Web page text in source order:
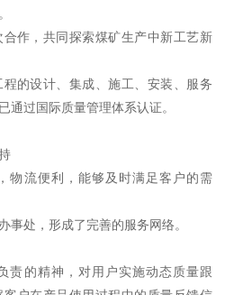
作，共同探索煤矿生产中新工艺新
的设计、集成、施工、安装、服务
通过国际质量管理体系认证。
物流便利，能够及时满足客户的需
事处，形成了完善的服务网络。
责的精神，对用户实施动态质量跟